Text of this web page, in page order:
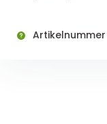
Artikelnummer